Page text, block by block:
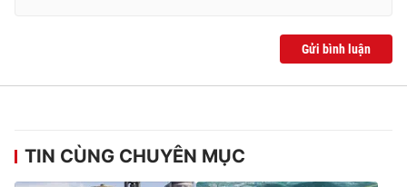
Gửi bình luận
TIN CÙNG CHUYÊN MỤC